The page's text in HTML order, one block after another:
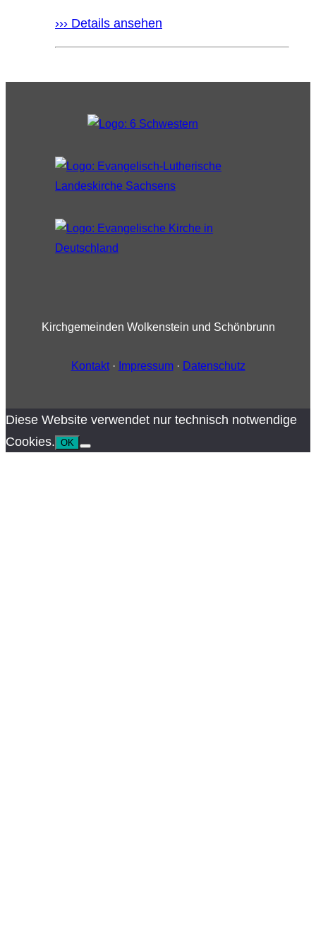
››› Details ansehen
Kirchgemeinden Wolkenstein und Schönbrunn
Kontakt· Impressum· Datenschutz
Diese Website verwendet nur technisch notwendige
Cookies. OK